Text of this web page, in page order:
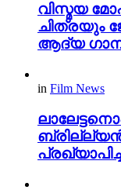
വിസ്മയ
ചിത്രയും
ആദ്യ
in Film News